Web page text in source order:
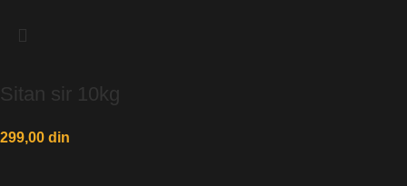
Sitan sir 10kg
299,00 din